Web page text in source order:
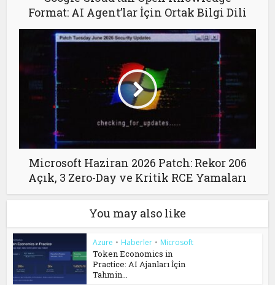
Format: AI Agent’lar İçin Ortak Bilgi Dili
Microsoft Haziran 2026 Patch: Rekor 206
Açık, 3 Zero-Day ve Kritik RCE Yamaları
You may also like
Azure • Haberler • Microsoft
Token Economics in
Practice: AI Ajanları İçin
Tahmin...